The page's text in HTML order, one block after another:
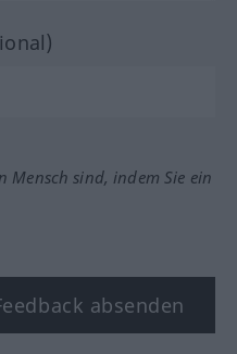
Mensch sind, indem Sie ein
absenden